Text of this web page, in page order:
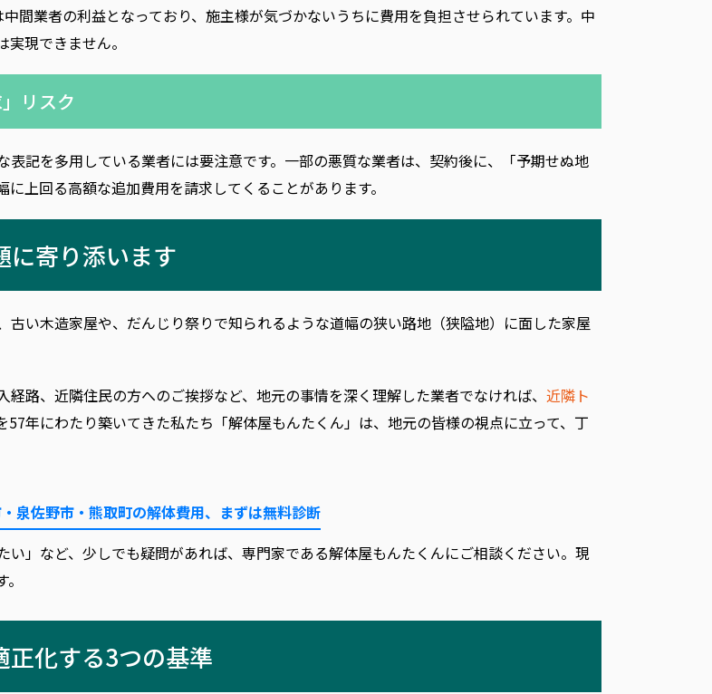
間業者の利益となっており、施主様が気づかないうちに費用を負担させられています。中
現できません。
リスク
記を多用している業者には要注意です。一部の悪質な業者は、契約後に、「予期せぬ地
上回る高額な追加費用を請求してくることがあります。
に寄り添います
古い木造家屋や、だんじり祭りで知られるような道幅の狭い路地（狭隘地）に面した家屋
路、近隣住民の方へのご挨拶など、地元の事情を深く理解した業者でなければ、 近隣ト
年にわたり築いてきた私たち「解体屋もんたくん」は、地元の皆様の視点に立って、丁
泉佐野市・熊取町の解体費用、まずは無料診断
い」など、少しでも疑問があれば、専門家である解体屋もんたくんにご相談ください。現
正化する3つの基準